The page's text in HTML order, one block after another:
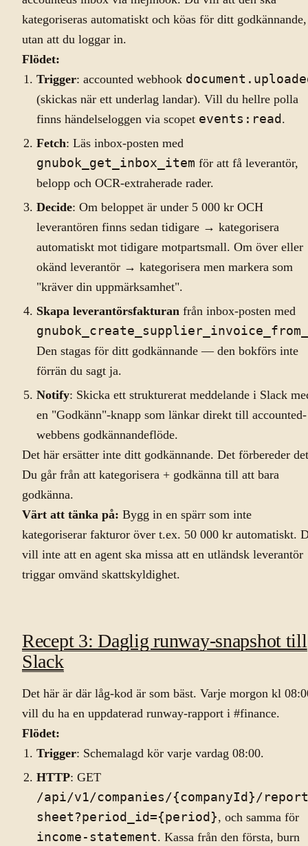
kategoriseras automatiskt och köas för ditt godkännande,
utan att du loggar in.
Flödet:
Trigger: accounted webhook
(skickas när ett underlag landar). Vill du hellre polla
finns händelseloggen via scopet events:read .
Fetch: Läs inbox-posten med
gnubok_get_inbox_item för att få leverantör,
belopp och OCR-extraherade rader.
Decide: Om beloppet är under 5 000 kr OCH
leverantören finns sedan tidigare → kategorisera
automatiskt mot tidigare motpartsmall. Om över eller
okänd leverantör → kategorisera men markera som
"kräver din uppmärksamhet".
Skapa leverantörsfakturan från inbox-posten med
Den stagas för ditt godkännande — den bokförs inte
förrän du sagt ja.
Notify: Skicka ett strukturerat meddelande i Slack
en "Godkänn"-knapp som länkar direkt till accounted-
webbens godkännandeflöde.
Det här ersätter inte ditt godkännande. Det förbereder
Du går från att kategorisera + godkänna till att bara
godkänna.
Värt att tänka på: Bygg in en spärr som inte
kategoriserar fakturor över t.ex. 50 000 kr automatiskt.
vill inte att en agent ska missa att en utländsk leverantör
triggar omvänd skattskyldighet.
Recept 3: Daglig runway-snapshot till
Slack
Det här är där låg-kod är som bäst. Varje morgon kl
vill du ha en uppdaterad runway-rapport i #finance.
Flödet:
Trigger: Schemalagd kör varje vardag 08:00.
HTTP: GET
/api/v1/companies/{companyId}/
sheet?period_id={period}, och samma för
income-statement. Kassa från den första, burn